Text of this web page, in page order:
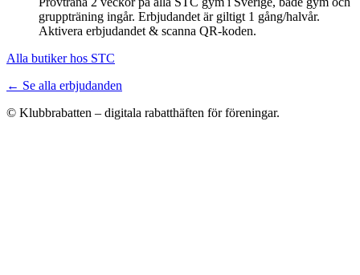
gruppträning ingår. Erbjudandet är giltigt 1 gång/halvår.
Aktivera erbjudandet & scanna QR-koden.
Alla butiker hos STC
← Se alla erbjudanden
© Klubbrabatten – digitala rabatthäften för föreningar.